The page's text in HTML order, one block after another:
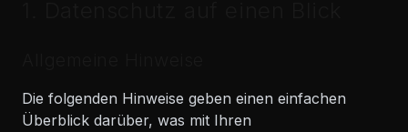
Die folgenden Hinweise geben einen einfachen
Überblick darüber, was mit Ihren